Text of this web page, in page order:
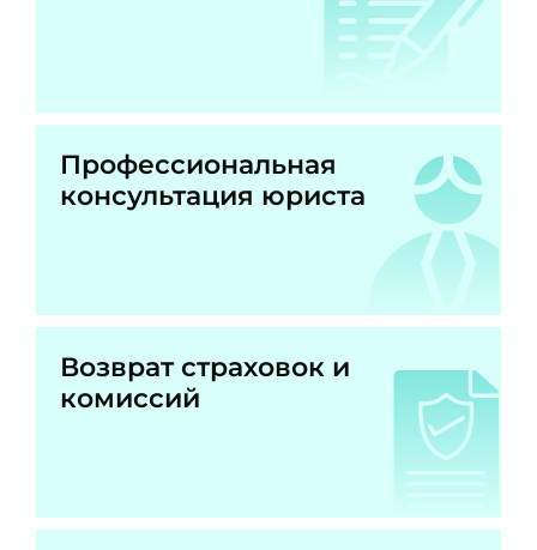
Профессиональная
консультация юриста
Возврат страховок и
комиссий